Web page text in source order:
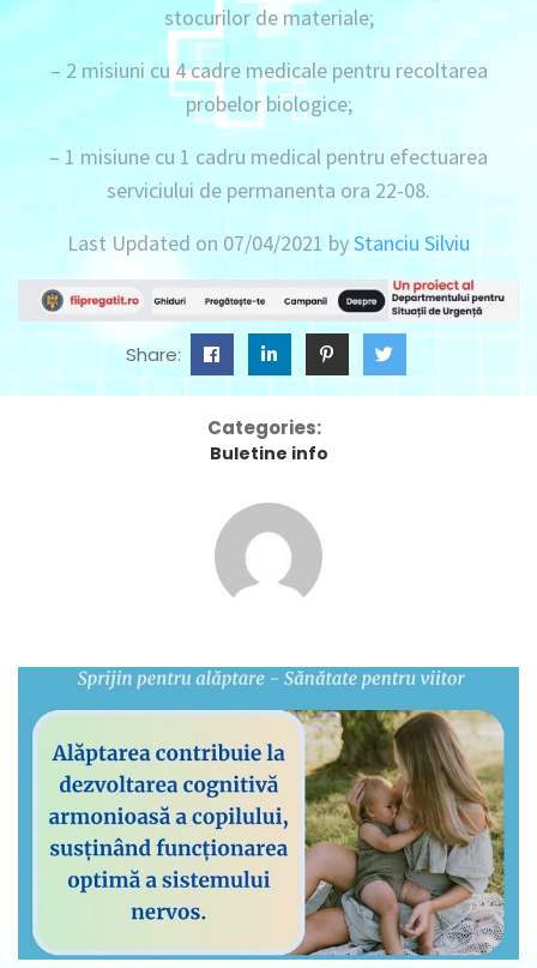
stocurilor de materiale;
– 2 misiuni cu 4 cadre medicalepentru recoltarea
probelor biologice;
– 1 misiune cu 1 cadru medical pentru efectuarea
serviciului de permanenta ora 22-08.
Last Updated on 07/04/2021 byStanciu Silviu
Share:
Categories:
Buletine info